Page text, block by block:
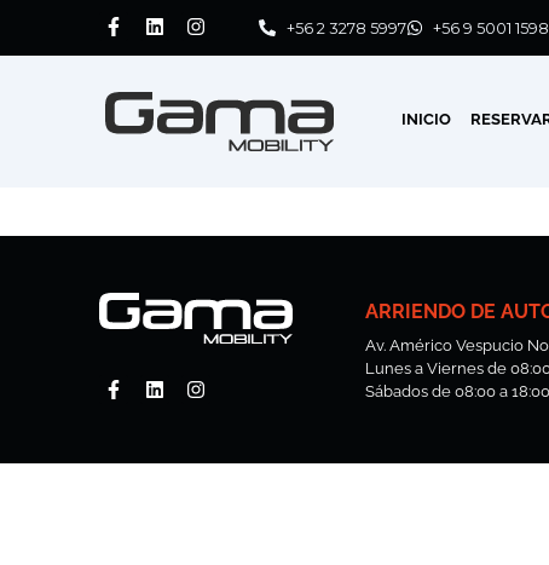
+56 2 3278 5997 +56 9 5001 1598
INICIO
ARRIENDO DE
Av. Américo Vespucio
Lunes a Viernes de
Sábados de 08:00 a